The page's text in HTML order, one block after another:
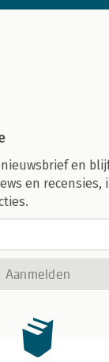
en
en recensies,
Aanmelden